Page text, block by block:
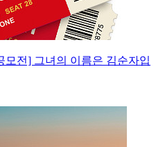
모전] 그녀의 이름은 김순자입